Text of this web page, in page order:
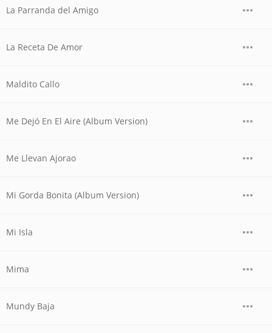
La Parranda del Amigo
La Receta De Amor
Maldito Callo
Me Dejó En El Aire (Album Version)
Me Llevan Ajorao
Mi Gorda Bonita (Album Version)
Mi Isla
Mima
Mundy Baja